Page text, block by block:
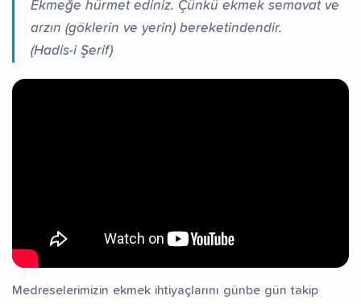
Ekmeğe hürmet ediniz. Çünkü ekmek semavat ve
arzın (göklerin ve yerin) bereketindendir.
(Hadis-i Şerif)
Medreselerimizin ekmek ihtiyaçlarını günbe gün takip